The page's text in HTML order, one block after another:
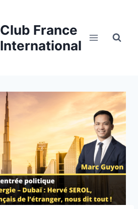
Club France
International